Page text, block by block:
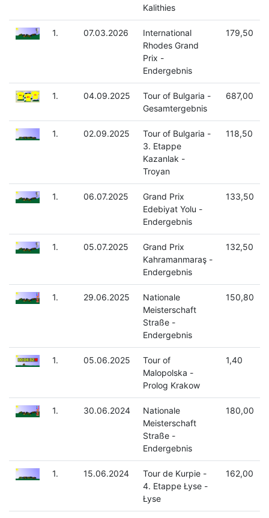
Kalithies
1. 07.03.2026
International
Rhodes Grand
Prix -
Endergebnis
179,50
1. 04.09.2025
Tour of Bulgaria -
Gesamtergebnis
687,00
1. 02.09.2025
Tour of Bulgaria -
3. Etappe
Kazanlak -
Troyan
118,50
1. 06.07.2025
Grand Prix
Edebiyat Yolu -
Endergebnis
133,50
1. 05.07.2025
Grand Prix
Kahramanmaraş -
Endergebnis
132,50
1. 29.06.2025
Nationale
Meisterschaft
Straße -
Endergebnis
150,80
1. 05.06.2025
Tour of
Malopolska -
Prolog Krakow
1,40
1. 30.06.2024
Nationale
Meisterschaft
Straße -
Endergebnis
180,00
1. 15.06.2024
Tour de Kurpie -
4. Etappe Łyse -
Łyse
162,00